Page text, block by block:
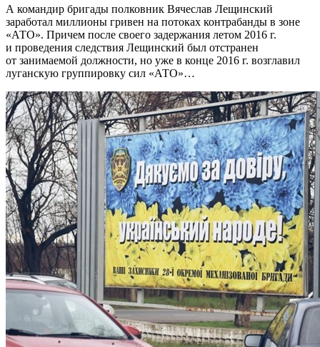
А командир бригады полковник Вячеслав Лещинский
заработал миллионы гривен на потоках контрабанды в зоне
«АТО». Причем после своего задержания летом 2016 г.
и проведения следствия Лещинский был отстранен
от занимаемой должности, но уже в конце 2016 г. возглавил
луганскую группировку сил «АТО»…